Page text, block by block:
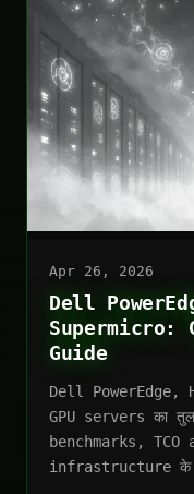
Apr 26, 2026
Dell
Supermicro:
Guide
Dell PowerEdge,
GPU servers का
benchmarks,
infrastructure के